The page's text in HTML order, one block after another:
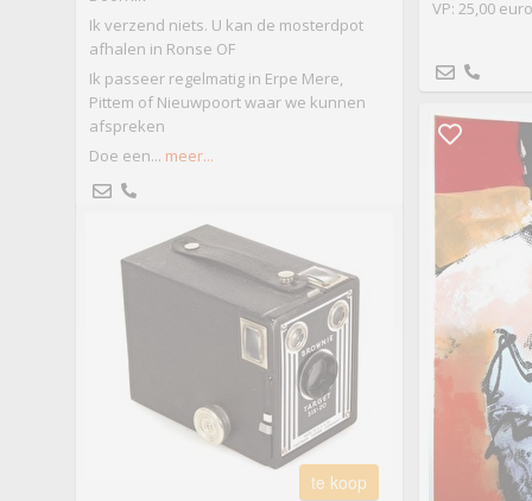
Ik verzend niets. U kan de mosterdpot
afhalen in Ronse OF
Ik passeer regelmatig in Erpe Mere,
Pittem of Nieuwpoort waar we kunnen
afspreken
Doe een... meer...
VP: 25,00 euro
te koop